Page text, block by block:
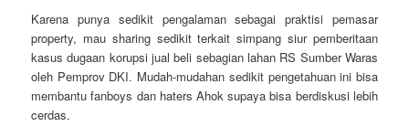
Karena punya sedikit pengalaman sebagai praktisi pemasar
property, mau sharing sedikit terkait simpang siur pemberitaan
kasus dugaan korupsi jual beli sebagian lahan RS Sumber Waras
oleh Pemprov DKI. Mudah-mudahan sedikit pengetahuan ini bisa
membantu fanboys dan haters Ahok supaya bisa berdiskusi lebih
cerdas.